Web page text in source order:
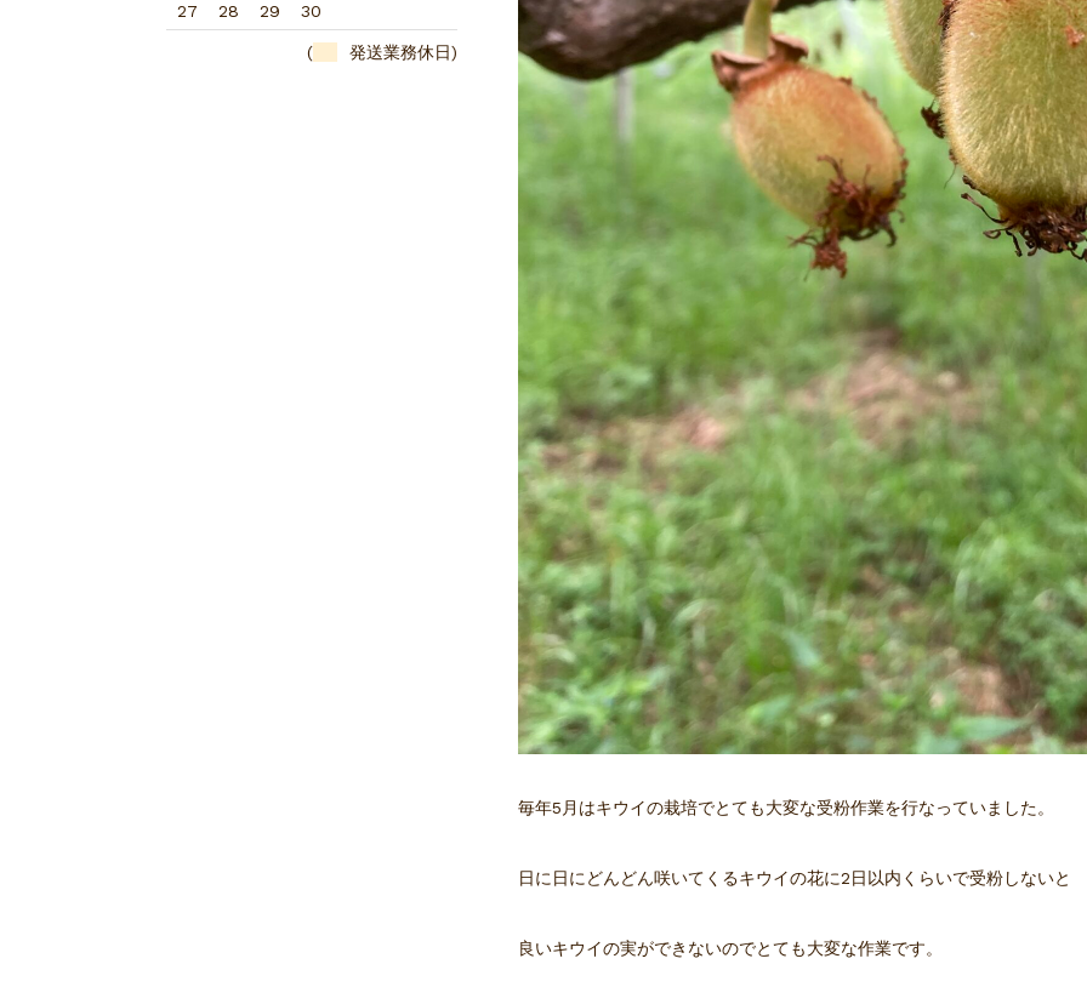
毎年5月はキウイの栽培でとても大変な受粉作業を行なっていました。
日に日にどんどん咲いてくるキウイの花に2日以内くらいで受粉しないと
良いキウイの実ができないのでとても大変な作業です。
27
28 29 30
( 発送業務休日)